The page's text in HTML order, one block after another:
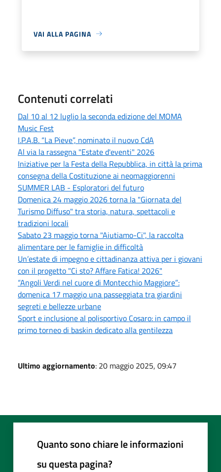
VAI ALLA PAGINA
Contenuti correlati
Dal 10 al 12 luglio la seconda edizione del MOMA
Music Fest
I.P.A.B. “La Pieve”, nominato il nuovo CdA
Al via la rassegna "Estate d'eventi" 2026
Iniziative per la Festa della Repubblica, in città la prima
consegna della Costituzione ai neomaggiorenni
SUMMER LAB - Esploratori del futuro
Domenica 24 maggio 2026 torna la "Giornata del
Turismo Diffuso" tra storia, natura, spettacoli e
tradizioni locali
Sabato 23 maggio torna "Aiutiamo-Ci", la raccolta
alimentare per le famiglie in difficoltà
Un’estate di impegno e cittadinanza attiva per i giovani
con il progetto "Ci sto? Affare Fatica! 2026"
“Angoli Verdi nel cuore di Montecchio Maggiore”:
domenica 17 maggio una passeggiata tra giardini
segreti e bellezze urbane
Sport e inclusione al polisportivo Cosaro: in campo il
primo torneo di baskin dedicato alla gentilezza
Ultimo aggiornamento: 20 maggio 2025, 09:47
Quanto sono chiare le informazioni
su questa pagina?